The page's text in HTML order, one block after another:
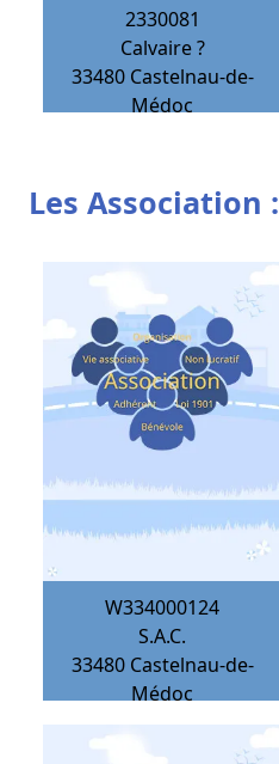
2330081
Calvaire ?
33480 Castelnau-de-
Médoc
Les Association :
W334000124
S.A.C.
33480 Castelnau-de-
Médoc